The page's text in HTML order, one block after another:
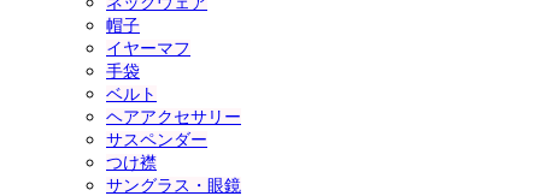
帽子
イヤーマフ
手袋
ベルト
ヘアアクセサリー
サスペンダー
つけ襟
サングラス・眼鏡